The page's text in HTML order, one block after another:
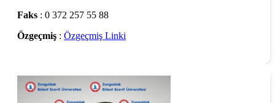
Faks : 0 372 257 55 88
Özgeçmiş : Özgeçmiş Linki